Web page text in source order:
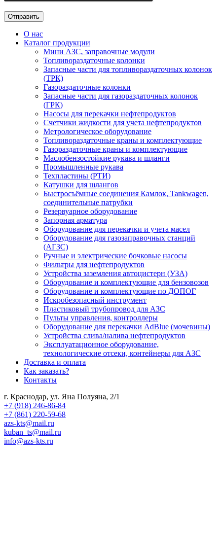
О нас
Каталог продукции
Мини АЗС, заправочные модули
Топливораздаточные колонки
Запасные части для топливораздаточных колонок
(ТРК)
Газораздаточные колонки
Запасные части для газораздаточных колонок
(ГРК)
Насосы для перекачки нефтепродуктов
Счетчики жидкости для учета нефтепродуктов
Метрологическое оборудование
Топливораздаточные краны и комплектующие
Газораздаточные краны и комплектующие
Маслобензостойкие рукава и шланги
Промышленные рукава
Техпластины (РТИ)
Катушки для шлангов
Быстросъёмные соединения Камлок, Tankwagen,
соединительные патрубки
Резервуарное оборудование
Запорная арматура
Оборудование для перекачки и учета масел
Оборудование для газозаправочных станций
(АГЗС)
Ручные и электрические бочковые насосы
Фильтры для нефтепродуктов
Устройства заземления автоцистерн (УЗА)
Оборудование и комплектующие для бензовозов
Оборудование и комплектующие по ДОПОГ
Искробезопасный инструмент
Пластиковый трубопровод для АЗС
Пульты управления, контроллеры
Оборудование для перекачки AdBlue (мочевины)
Устройства слива/налива нефтепродуктов
Эксплуатационное оборудование,
технологические отсеки, контейнеры для АЗС
Доставка и оплата
Как заказать?
Контакты
г. Краснодар, ул. Яна Полуяна, 2/1
+7 (918) 246-86-84
+7 (861) 220-59-68
azs-kts@mail.ru
kuban_ts@mail.ru
info@azs-kts.ru